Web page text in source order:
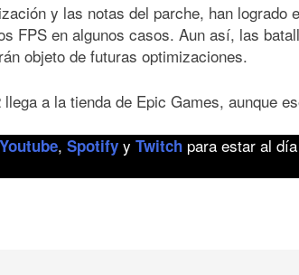
y las notas del parche, han logrado
FPS en algunos casos. Aun así, las
objeto de futuras optimizaciones.
a la tienda de Epic Games, aunque
Youtube, Spotify y Twitch para estar al